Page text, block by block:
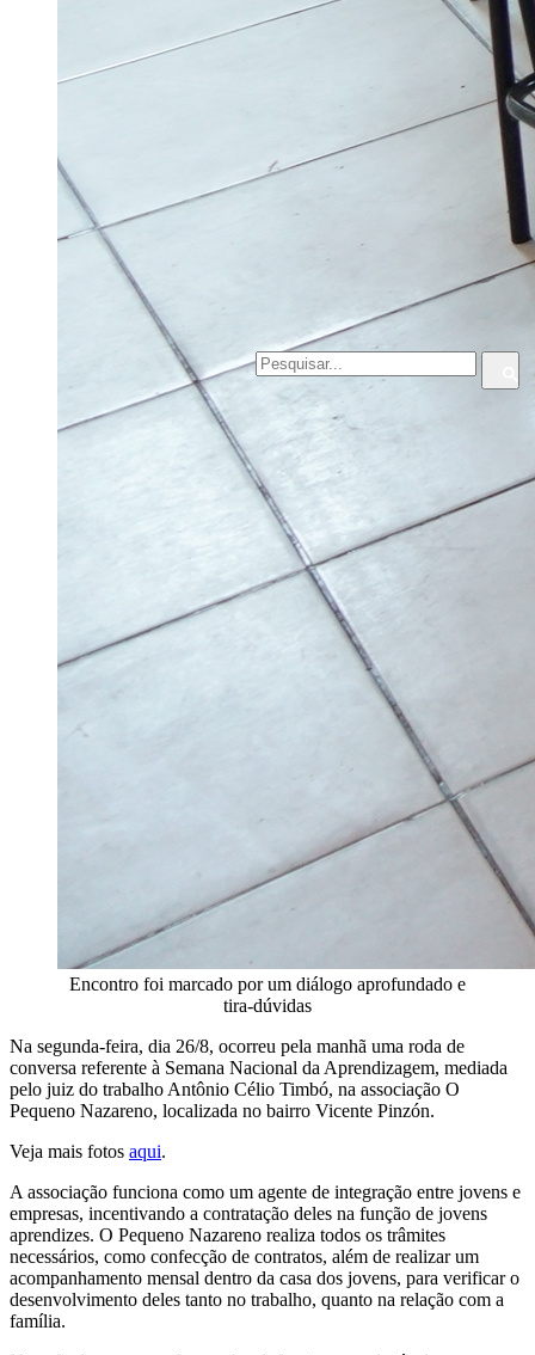
Encontro foi marcado por um diálogo aprofundado e
tira-dúvidas
Na segunda-feira, dia 26/8, ocorreu pela manhã uma roda de
conversa referente à Semana Nacional da Aprendizagem, mediada
pelo juiz do trabalho Antônio Célio Timbó, na associação O
Pequeno Nazareno, localizada no bairro Vicente Pinzón.
Veja mais fotos aqui.
A associação funciona como um agente de integração entre jovens e
empresas, incentivando a contratação deles na função de jovens
aprendizes. O Pequeno Nazareno realiza todos os trâmites
necessários, como confecção de contratos, além de realizar um
acompanhamento mensal dentro da casa dos jovens, para verificar o
desenvolvimento deles tanto no trabalho, quanto na relação com a
família.